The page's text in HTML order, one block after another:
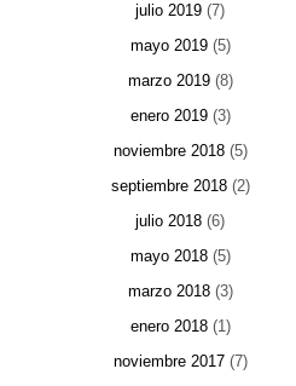
julio 2019 (7)
mayo 2019(5)
marzo 2019(8)
enero 2019(3)
noviembre 2018(5)
septiembre 2018(2)
julio 2018 (6)
mayo 2018(5)
marzo 2018(3)
enero 2018(1)
noviembre 2017(7)